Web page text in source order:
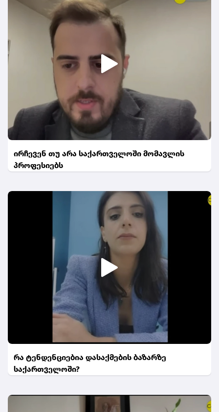
ირჩევენ თუ არა საქართველოში მომავლის
პროფესიებს
რა ტენდენციებია დასაქმების ბაზარზე
საქართველოში?